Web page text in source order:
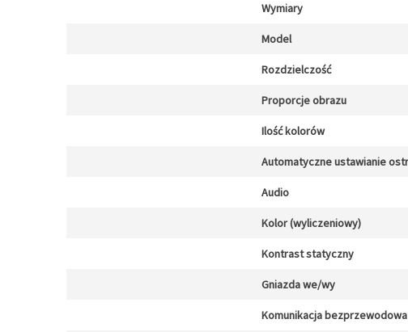
Wymiary
Model
Rozdzielczość
Proporcje obrazu
Ilość kolorów
Automatyczne ustawianie
Audio
Kolor (wyliczeniowy)
Kontrast statyczny
Gniazda we/wy
Komunikacja bezprzewodowa